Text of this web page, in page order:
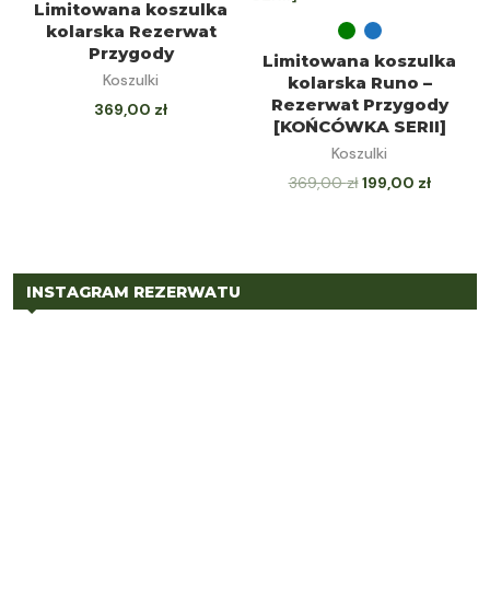
WYBIERZ OPCJE
Limitowana koszulka
kolarska Rezerwat
Przygody
Koszulki
369,00 zł
WYBIERZ OPCJE
Limitowana koszulka
kolarska Runo –
Rezerwat Przygody
[KOŃCÓWKA SERII]
Koszulki
369,00zł199,00 zł
INSTAGRAM REZERWATU